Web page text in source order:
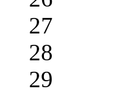
27
28
29